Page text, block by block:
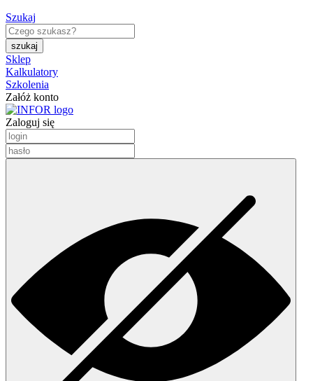
Szukaj
Sklep
Kalkulatory
Szkolenia
Załóż konto
Zaloguj się